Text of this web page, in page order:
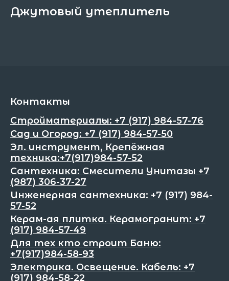
Джутовый утеплитель
Контакты
Стройматериалы: +7 (917) 984-57-76
Сад и Огород: +7 (917) 984-57-50
Эл. инструмент, Крепёжная
техника:+7(917)984-57-52
Сантехника: Смесители Унитазы +7
(987) 306-37-27
Инженерная сантехника: +7 (917) 984-
57-52
Керам-ая плитка. Керамогранит: +7
(917) 984-57-49
Для тех кто строит Баню:
+7(917)984-58-93
Электрика. Освещение. Кабель: +7
(917) 984-58-22